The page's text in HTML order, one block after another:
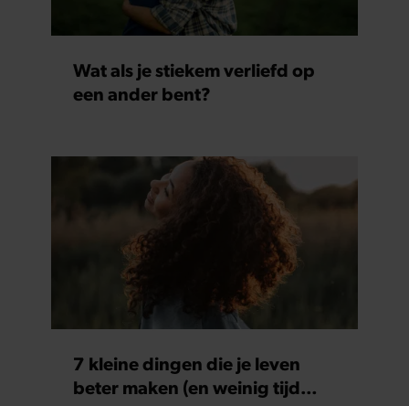
Wat als je stiekem verliefd op
een ander bent?
7 kleine dingen die je leven
beter maken (en weinig tijd